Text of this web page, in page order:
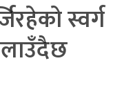
स्वर्ग